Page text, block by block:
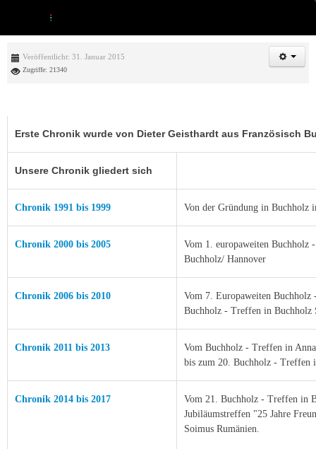
Veröffentlicht: 31. Januar 2015
Zugriffe: 21340
Erste Chronik wurde von Dieter Geisthardt aus Französisch
Unsere Chronik gliedert sich
Chronik 1991 bis 1999 Von der Gründung in Buchholz
Chronik 2000 bis 2005
Vom 1. europaweiten
Buchholz/ Hannover
Chronik 2006 bis 2010
Vom 7. Europaweiten
Buchholz - Treffen in Buchholz
Chronik 2011 bis 2013
Vom Buchholz - Treffen in
bis zum 20. Buchholz - Treffen
Chronik 2014 bis 2017
Vom 21. Buchholz - Treffen in
Jubiläumstreffen "25 Jahre
Soimus Rumänien.